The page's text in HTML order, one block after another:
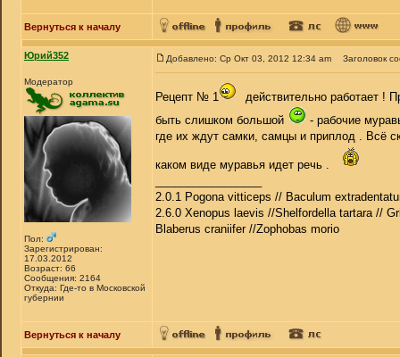
Вернуться к началу
Юрий352
Модератор
Пол:
Зарегистрирован:
17.03.2012
Возраст: 66
Сообщения: 2164
Откуда: Где-то в Московской
губернии
Добавлено: Ср Окт 03, 2012 12:34 am Заголовок
Рецепт № 1
действительно работает !
быть слишком большой
- рабочие
где их ждут самки, самцы и приплод . Всё
каком виде муравья идет речь .
2.0.1 Pogona vitticeps // Baculum
2.6.0 Xenopus laevis //Shelfordella tartara //
Blaberus craniifer //Zophobas morio
Вернуться к началу